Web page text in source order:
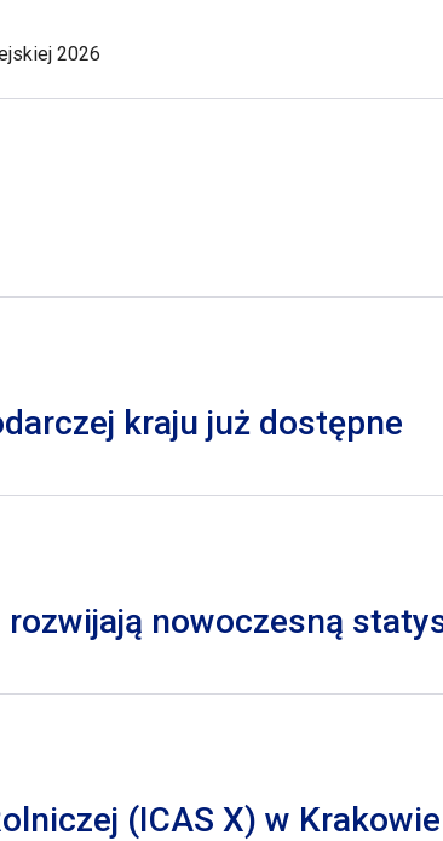
2026
kraju już dostępne
nowoczesną
(ICAS X) w Krakowie